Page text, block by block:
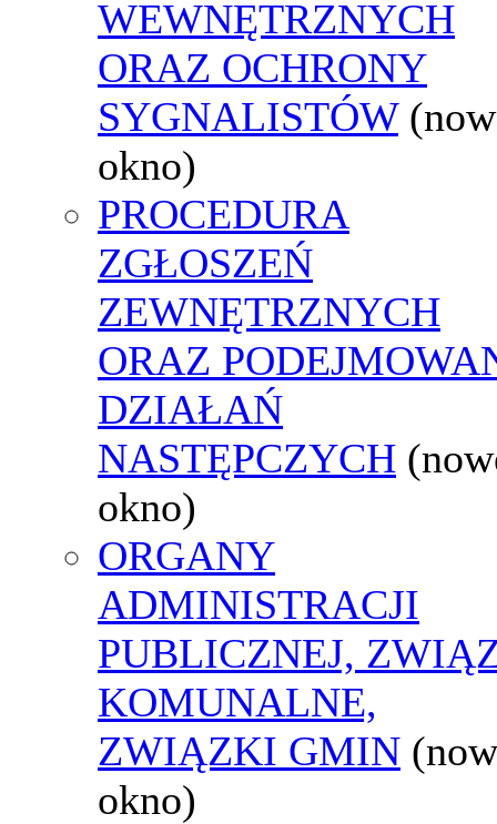
WEWNĘTRZNYCH
ORAZ OCHRONY
SYGNALISTÓW
okno)
PROCEDURA
ZGŁOSZEŃ
ZEWNĘTRZNYCH
ORAZ
DZIAŁAŃ
NASTĘPCZYCH
okno)
ORGANY
ADMINISTRACJI
PUBLICZNEJ,
KOMUNALNE,
ZWIĄZKI GMIN
okno)